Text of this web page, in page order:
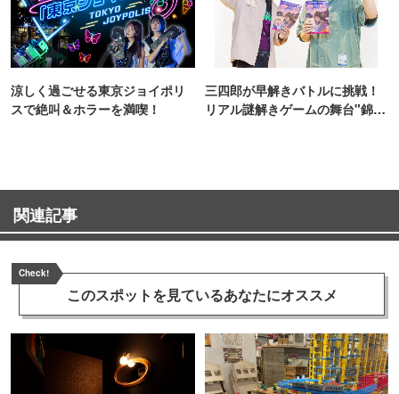
涼しく過ごせる東京ジョイポリ
スで絶叫＆ホラーを満喫！
三四郎が早解きバトルに挑戦！
リアル謎解きゲームの舞台"錦糸
関連記事
Check!
このスポットを見ているあなたにオススメ